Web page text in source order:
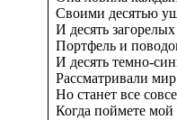
Своими десятью
И десять
Портфель и
И десять темно-
Рассматривали
Но станет все
Когда поймете мой